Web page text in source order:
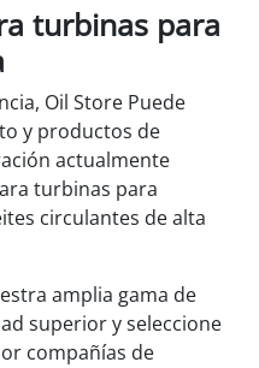
turbinas para
Oil Store Puede
y productos de
actualmente
turbinas para
circulantes de alta
amplia gama de
superior y seleccione
compañías de